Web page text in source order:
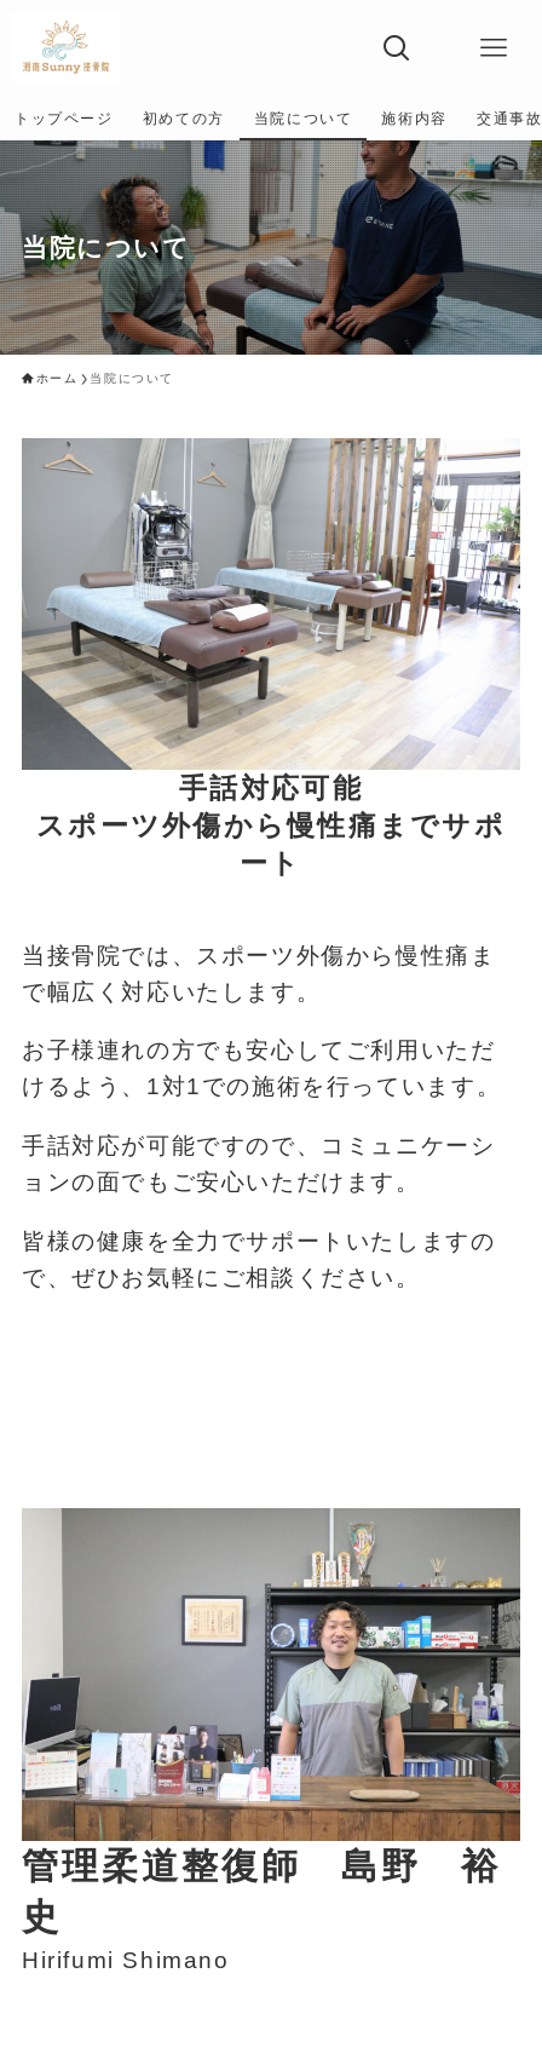
トップページ 初めての方 当院について 施術内容 交通事故
当院について
ホーム 当院について
手話対応可能
スポーツ外傷から慢性痛までサポ
ート
当接骨院では、スポーツ外傷から慢性痛ま
で幅広く対応いたします。
お子様連れの方でも安心してご利用いただ
けるよう、1対1での施術を行っています。
手話対応が可能ですので、コミュニケーシ
ョンの面でもご安心いただけます。
皆様の健康を全力でサポートいたしますの
で、ぜひお気軽にご相談ください。
管理柔道整復師 島野 裕
史
Hirifumi Shimano